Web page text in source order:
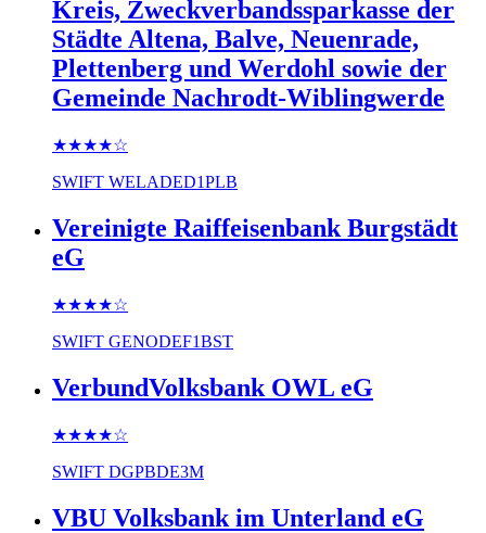
Kreis, Zweckverbandssparkasse der
Städte Altena, Balve, Neuenrade,
Plettenberg und Werdohl sowie der
Gemeinde Nachrodt-Wiblingwerde
★★★★☆
SWIFT WELADED1PLB
Vereinigte Raiffeisenbank Burgstädt
eG
★★★★☆
SWIFT GENODEF1BST
VerbundVolksbank OWL eG
★★★★☆
SWIFT DGPBDE3M
VBU Volksbank im Unterland eG